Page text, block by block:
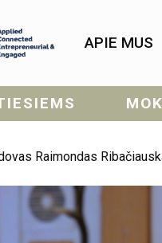
APIE MUS
Raimondas